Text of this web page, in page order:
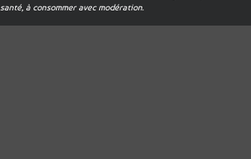
santé, à consommer avec modération.